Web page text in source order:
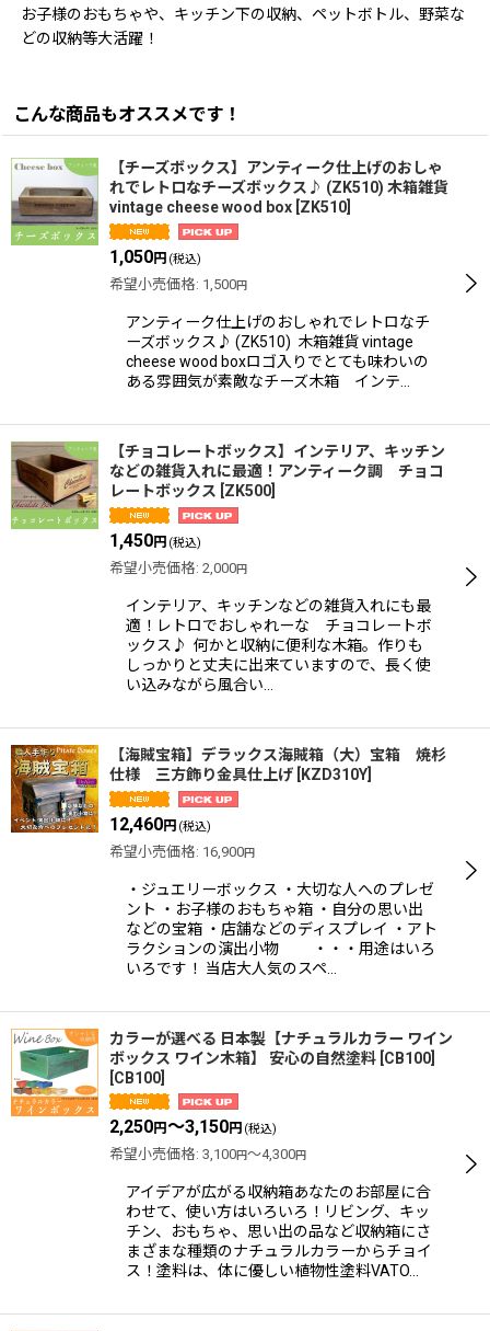
お子様のおもちゃや、キッチン下の収納、ペットボトル、野菜な
どの収納等大活躍！
こんな商品もオススメです！
【チーズボックス】アンティーク仕上げのおしゃ
れでレトロなチーズボックス♪ (ZK510) 木箱雑貨
vintage cheese wood box ZK510
1,050円 (税込)
希望小売価格: 1,500円
アンティーク仕上げのおしゃれでレトロなチ
ーズボックス♪ (ZK510) 木箱雑貨 vintage
cheese wood boxロゴ入りでとても味わいの
ある雰囲気が素敵なチーズ木箱 インテ…
【チョコレートボックス】インテリア、キッチン
などの雑貨入れに最適！アンティーク調 チョコ
レートボックス ZK500
1,450円 (税込)
希望小売価格: 2,000円
インテリア、キッチンなどの雑貨入れにも最
適！レトロでおしゃれーな チョコレートボ
ックス♪ 何かと収納に便利な木箱。作りも
しっかりと丈夫に出来ていますので、長く使
い込みながら風合い…
【海賊宝箱】デラックス海賊箱（大）宝箱 焼杉
仕様 三方飾り金具仕上げ
KZD310Y
12,460円 (税込)
希望小売価格: 16,900円
・ジュエリーボックス ・大切な人へのプレゼ
ント ・お子様のおもちゃ箱 ・自分の思い出
などの宝箱 ・店舗などのディスプレイ ・アト
ラクションの演出小物 ・・・用途はいろ
いろです！ 当店大人気のスペ…
カラーが選べる 日本製【ナチュラルカラー ワイン
ボックス ワイン木箱】 安心の自然塗料 [CB100]
CB100
2,250円～3,150円 (税込)
希望小売価格: 3,100円～4,300円
アイデアが広がる収納箱あなたのお部屋に合
わせて、使い方はいろいろ！リビング、キッ
チン、おもちゃ、思い出の品など収納箱にさ
まざまな種類のナチュラルカラーからチョイ
ス！塗料は、体に優しい植物性塗料VATO…